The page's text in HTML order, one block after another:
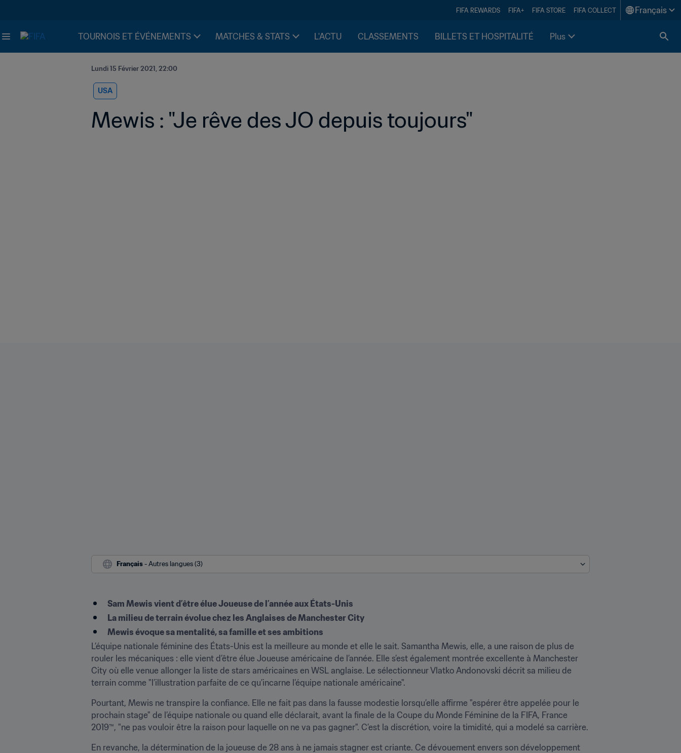
FIFA REWARDS FIFA+ FIFA STORE FIFA COLLECT Français
TOURNOIS ET ÉVÉNEMENTS MATCHES & STATS L'ACTU CLASSEMENTS BILLETS ET HOSPITALITÉ Plus
Lundi 15 Février 2021, 22:00
USA
Mewis : "Je rêve des JO depuis toujours"
Français - Autres langues (3)
Sam Mewis vient d’être élue Joueuse de l’année aux États-Unis
La milieu de terrain évolue chez les Anglaises de Manchester City
Mewis évoque sa mentalité, sa famille et ses ambitions
L’équipe nationale féminine des États-Unis est la meilleure au monde et elle le sait. Samantha Mewis, elle, a une raison de plus de
rouler les mécaniques : elle vient d’être élue Joueuse américaine de l’année. Elle s’est également montrée excellente à Manchester
City où elle venue allonger la liste de stars américaines en WSL anglaise. Le sélectionneur Vlatko Andonovski décrit sa milieu de
terrain comme "l’illustration parfaite de ce qu’incarne l’équipe nationale américaine".
Pourtant, Mewis ne transpire la confiance. Elle ne fait pas dans la fausse modestie lorsqu’elle affirme "espérer être appelée pour le
prochain stage" de l’équipe nationale ou quand elle déclarait, avant la finale de la Coupe du Monde Féminine de la FIFA, France
2019™, "ne pas vouloir être la raison pour laquelle on ne va pas gagner". C’est la discrétion, voire la timidité, qui a modelé sa carrière.
En revanche, la détermination de la joueuse de 28 ans à ne jamais stagner est criante. Ce dévouement envers son développement